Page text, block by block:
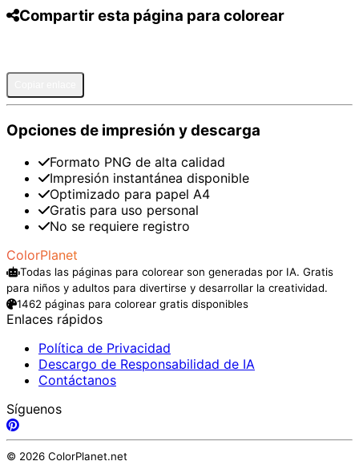
Compartir esta página para colorear
Opciones de impresión y descarga
Formato PNG de alta calidad
Impresión instantánea disponible
Optimizado para papel A4
Gratis para uso personal
No se requiere registro
ColorPlanet
Todas las páginas para colorear son generadas por IA. Gratis
para niños y adultos para divertirse y desarrollar la creatividad.
1462 páginas para colorear gratis disponibles
Enlaces rápidos
Política de Privacidad
Descargo de Responsabilidad de IA
Contáctanos
Síguenos
© 2026 ColorPlanet.net